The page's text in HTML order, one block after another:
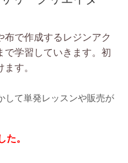
布で作成するレジンアク
で学習していきます。初
す。
して単発レッスンや販売が
た。